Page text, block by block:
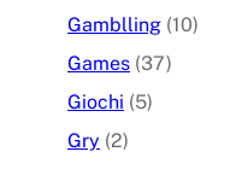
Gamblling (10)
Games (37)
Giochi (5)
Gry (2)